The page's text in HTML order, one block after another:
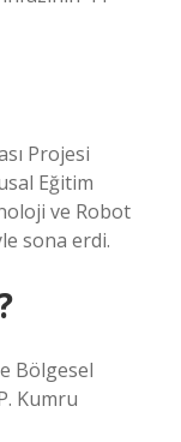
Projesi
Eğitim
ve Robot
sona erdi.
Bölgesel
Kumru